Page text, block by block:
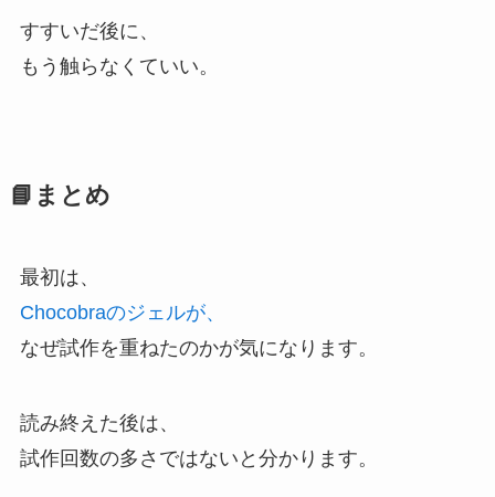
すすいだ後に、
もう触らなくていい。
📘まとめ
最初は、
Chocobraのジェルが、
なぜ試作を重ねたのかが気になります。
読み終えた後は、
試作回数の多さではないと分かります。